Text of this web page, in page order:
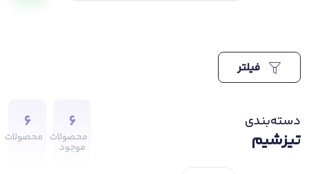
دسته‌بندی
تیزشیم
6
محصولات
موجود
6
محصولات